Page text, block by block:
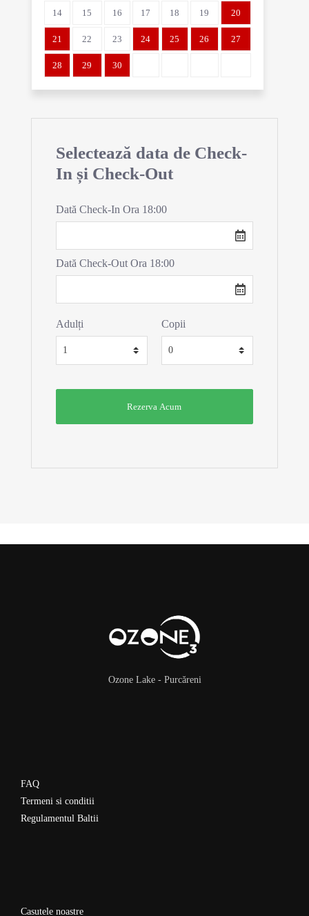
14 15 16 17 18 19 20
21 22 23 24 25 26 27
28 29 30
Selectează data de Check-
In și Check-Out
Dată Check-In Ora 18:00
Dată Check-Out Ora 18:00
Adulți Copii
Ozone Lake - Purcăreni
FAQ
Termeni si conditii
Regulamentul Baltii
Casutele noastre